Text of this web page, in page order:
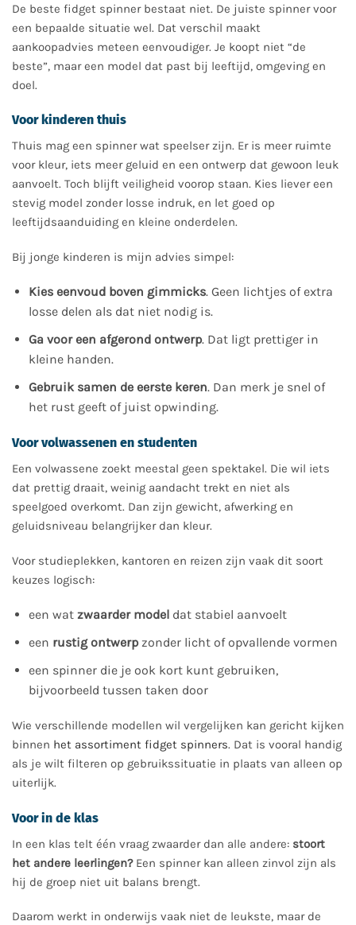
De beste fidget spinner bestaat niet. De juiste spinner voor
een bepaalde situatie wel. Dat verschil maakt
aankoopadvies meteen eenvoudiger. Je koopt niet “de
beste”, maar een model dat past bij leeftijd, omgeving en
doel.
Voor kinderen thuis
Thuis mag een spinner wat speelser zijn. Er is meer ruimte
voor kleur, iets meer geluid en een ontwerp dat gewoon leuk
aanvoelt. Toch blijft veiligheid voorop staan. Kies liever een
stevig model zonder losse indruk, en let goed op
leeftijdsaanduiding en kleine onderdelen.
Bij jonge kinderen is mijn advies simpel:
Kies eenvoud boven gimmicks. Geen lichtjes of extra
losse delen als dat niet nodig is.
Ga voor een afgerond ontwerp. Dat ligt prettiger in
kleine handen.
Gebruik samen de eerste keren. Dan merk je snel of
het rust geeft of juist opwinding.
Voor volwassenen en studenten
Een volwassene zoekt meestal geen spektakel. Die wil iets
dat prettig draait, weinig aandacht trekt en niet als
speelgoed overkomt. Dan zijn gewicht, afwerking en
geluidsniveau belangrijker dan kleur.
Voor studieplekken, kantoren en reizen zijn vaak dit soort
keuzes logisch:
een wat zwaarder modeldat stabiel aanvoelt
een rustig ontwerpzonder licht of opvallende vormen
een spinner die je ook kort kunt gebruiken,
bijvoorbeeld tussen taken door
Wie verschillende modellen wil vergelijken kan gericht kijken
binnen het assortiment fidget spinners. Dat is vooral handig
als je wilt filteren op gebruikssituatie in plaats van alleen op
uiterlijk.
Voor in de klas
In een klas telt één vraag zwaarder dan alle andere: stoort
het andere leerlingen?Een spinner kan alleen zinvol zijn als
hij de groep niet uit balans brengt.
Daarom werkt in onderwijs vaak niet de leukste, maar de